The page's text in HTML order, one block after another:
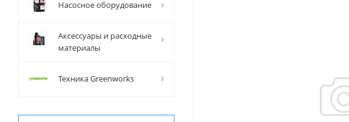
Насосное оборудование
Аксессуары и расходные
материалы
Техника Greenworks